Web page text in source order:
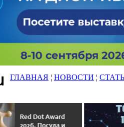
ГЛАВНАЯ ¦ НОВОСТИ ¦